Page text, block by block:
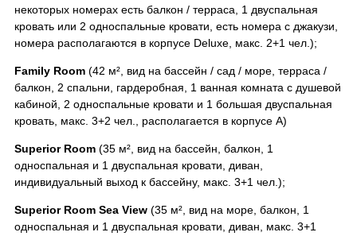
некоторых номерах есть балкон / терраса, 1 двуспальная
кровать или 2 односпальные кровати, есть номера с джакузи,
номера располагаются в корпусе Deluxe, макс. 2+1 чел.);
Family Room (42 м², вид на бассейн / сад / море, терраса /
балкон, 2 спальни, гардеробная, 1 ванная комната с душевой
кабиной, 2 односпальные кровати и 1 большая двуспальная
кровать, макс. 3+2 чел., располагается в корпусе А)
Superior Room (35 м², вид на бассейн, балкон, 1
односпальная и 1 двуспальная кровати, диван,
индивидуальный выход к бассейну, макс. 3+1 чел.);
Superior Room Sea View (35 м², вид на море, балкон, 1
односпальная и 1 двуспальная кровати, диван, макс. 3+1